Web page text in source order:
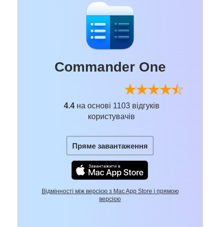
Commander One
4.4на основі 1103 відгуків
користувачів
Пряме завантаження
Відмінності між версією з Mac App Store і прямою
версією